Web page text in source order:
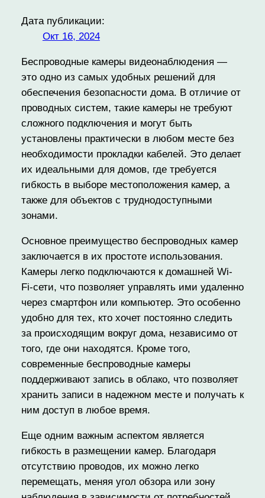
Дата публикации:
Окт 16, 2024
Беспроводные камеры видеонаблюдения —
это одно из самых удобных решений для
обеспечения безопасности дома. В отличие от
проводных систем, такие камеры не требуют
сложного подключения и могут быть
установлены практически в любом месте без
необходимости прокладки кабелей. Это делает
их идеальными для домов, где требуется
гибкость в выборе местоположения камер, а
также для объектов с труднодоступными
зонами.
Основное преимущество беспроводных камер
заключается в их простоте использования.
Камеры легко подключаются к домашней Wi-
Fi-сети, что позволяет управлять ими удаленно
через смартфон или компьютер. Это особенно
удобно для тех, кто хочет постоянно следить
за происходящим вокруг дома, независимо от
того, где они находятся. Кроме того,
современные беспроводные камеры
поддерживают запись в облако, что позволяет
хранить записи в надежном месте и получать к
ним доступ в любое время.
Еще одним важным аспектом является
гибкость в размещении камер. Благодаря
отсутствию проводов, их можно легко
перемещать, меняя угол обзора или зону